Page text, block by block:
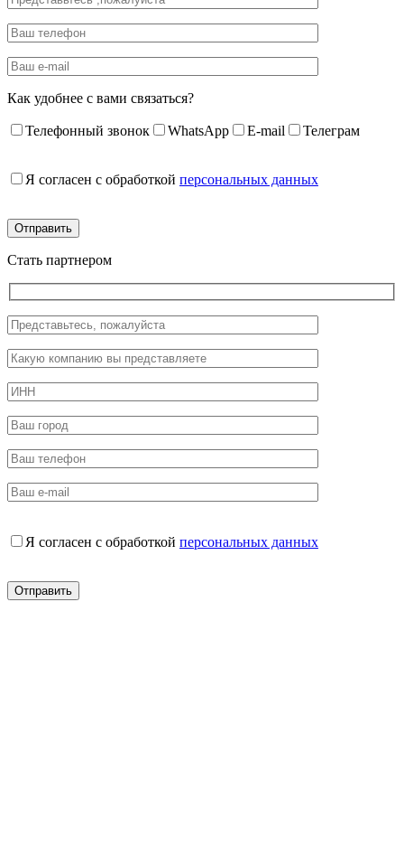
Как удобнее с вами связаться?
Телефонный звонок WhatsApp E-mail Телеграм
Я согласен с обработкой персональных данных
Стать партнером
Я согласен с обработкой персональных данных